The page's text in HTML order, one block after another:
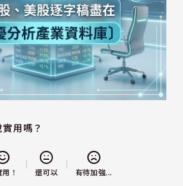
用嗎？
！ 還可以 有待加強...